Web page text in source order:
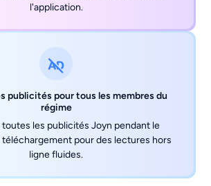
l'application.
publicités pour tous les membres du
régime
toutes les publicités Joyn pendant le
pour des lectures hors
ligne fluides.